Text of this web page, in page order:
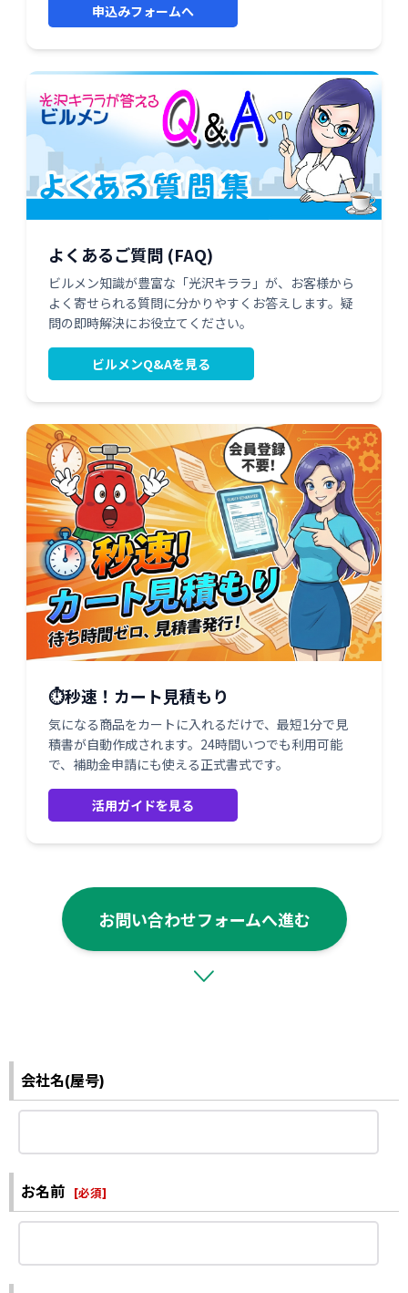
申込みフォームへ
よくあるご質問 (FAQ)
ビルメン知識が豊富な「光沢キララ」が、お客様から
よく寄せられる質問に分かりやすくお答えします。疑
問の即時解決にお役立てください。
ビルメンQ&Aを見る
⏱️秒速！カート見積もり
気になる商品をカートに入れるだけで、最短1分で見
積書が自動作成されます。24時間いつでも利用可能
で、補助金申請にも使える正式書式です。
活用ガイドを見る
お問い合わせフォームへ進む
会社名(屋号)
お名前 [必須]